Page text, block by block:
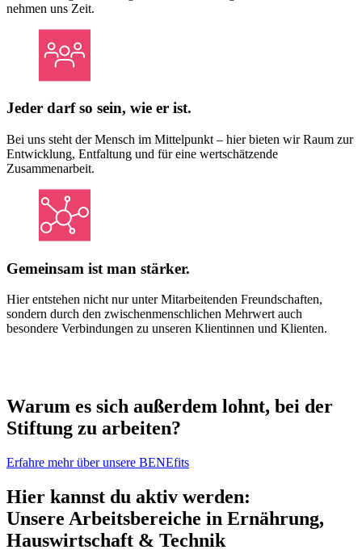
nehmen uns Zeit.
Jeder darf so sein, wie er ist.
Bei uns steht der Mensch im Mittelpunkt – hier bieten wir Raum zur
Entwicklung, Entfaltung und für eine wertschätzende
Zusammenarbeit.
Gemeinsam ist man stärker.
Hier entstehen nicht nur unter Mitarbeitenden Freundschaften,
sondern durch den zwischenmenschlichen Mehrwert auch
besondere Verbindungen zu unseren Klientinnen und Klienten.
Warum es sich außerdem lohnt, bei der
Stiftung zu arbeiten?
Erfahre mehr über unsere BENEfits
Hier kannst du aktiv werden:
Unsere Arbeitsbereiche in Ernährung,
Hauswirtschaft & Technik